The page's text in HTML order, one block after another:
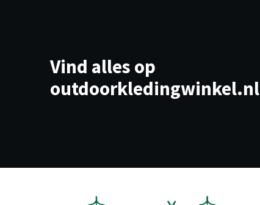
Vind alles op
outdoorkledingwinkel.nl